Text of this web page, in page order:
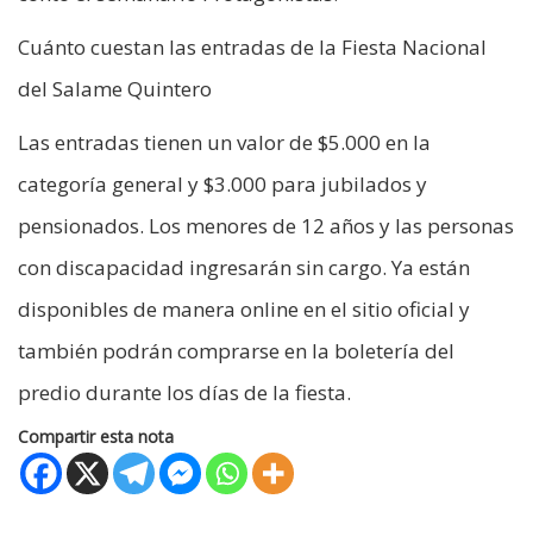
Cuánto cuestan las entradas de la Fiesta Nacional
del Salame Quintero
Las entradas tienen un valor de $5.000 en la
categoría general y $3.000 para jubilados y
pensionados. Los menores de 12 años y las personas
con discapacidad ingresarán sin cargo. Ya están
disponibles de manera online en el sitio oficial y
también podrán comprarse en la boletería del
predio durante los días de la fiesta.
Compartir esta nota